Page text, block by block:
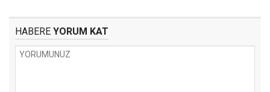
HABERE YORUM KAT